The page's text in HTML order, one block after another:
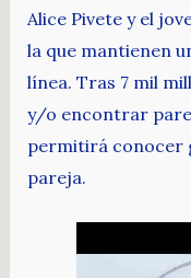
Alice Pivete y el
la que mantienen
línea. Tras 7 mil
y/o encontrar
permitirá conocer
pareja.